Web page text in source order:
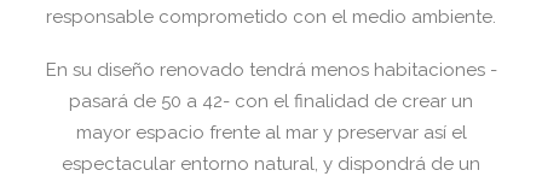
responsable comprometido con el medio ambiente.
En su diseño renovado tendrá menos habitaciones -
pasará de 50 a 42- con el finalidad de crear un
mayor espacio frente al mar y preservar así el
espectacular entorno natural, y dispondrá de un